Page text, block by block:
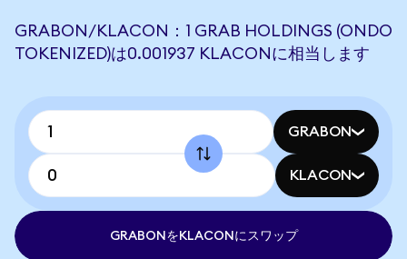
GRABON/KLACON：1 GRAB HOLDINGS (ONDO
TOKENIZED)は0.001937 KLACONに相当します
GRABON
KLACON
GRABONをKLACONにスワップ